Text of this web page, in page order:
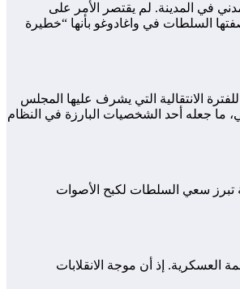
في المدينة. لم يقتصر الأمر على
السلطات في واغادوغو بأنها “خطيرة
الانتقالية التي يشرف عليها المجلس
ما جعله أحد الشخصيات البارزة في النظام
بتهمة “الإضرار بمصداقية الدولة”، في سابقة تبرز سعي السلطات لكبح الأصوات
العسكرية. إذ أن موجة الانقلابات